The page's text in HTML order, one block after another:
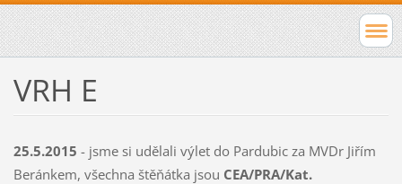
VRH E
25.5.2015 - jsme si udělali výlet do Pardubic za MVDr Jiřím
Beránkem, všechna štěňátka jsou CEA/PRA/Kat.